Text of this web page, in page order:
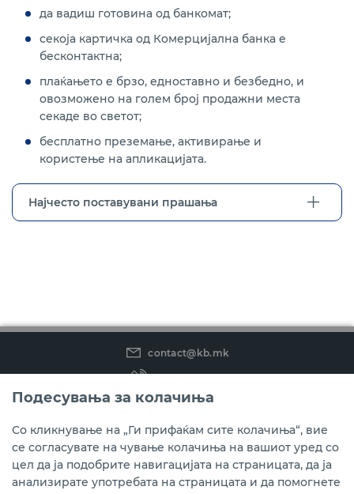
да вадиш готовина од банкомат;
секоја картичка од Комерцијална банка е
бесконтактна;
плаќањето е брзо, едноставно и безбедно, и
овозможено на голем број продажни места
секаде во светот;
бесплатно преземање, активирање и
користење на апликацијата.
Најчесто поставувани прашања
contact@kb.mk
(02) 3 296 800
Instagram
LinkedIn
Youtube
Преземете ја мобилната апликација мБанкаКо.
Подесувања за колачиња
Со кликнување на „Ги прифаќам сите колачиња“, вие
се согласувате на чување колачиња на вашиот уред со
цел да ја подобрите навигацијата на страницата, да ја
анализирате употребата на страницата и да помогнете